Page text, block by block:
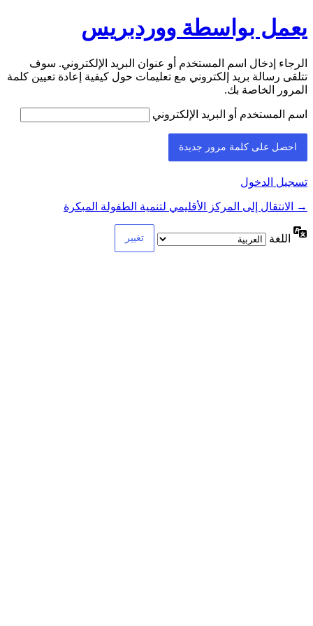
يعمل بواسطة ووردبريس
الرجاء إدخال اسم المستخدم أو عنوان البريد الإلكتروني. سوف
تتلقى رسالة بريد إلكتروني مع تعليمات حول كيفية إعادة تعيين كلمة
المرور الخاصة بك.
اسم المستخدم أو البريد الإلكتروني
تسجيل الدخول
→ الانتقال إلى المركز الأقليمي لتنمية الطفولة المبكرة
اللغة